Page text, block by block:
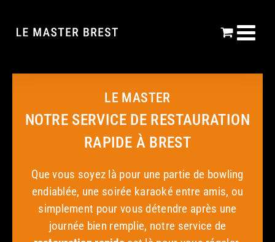
LE MASTER
NOTRE SERVICE DE RESTAURATION
RAPIDE À BREST
Que vous soyez là pour une partie de bowling
endiablée, une soirée karaoké entre amis, ou
simplement pour vous détendre après une
journée bien remplie, notre service de